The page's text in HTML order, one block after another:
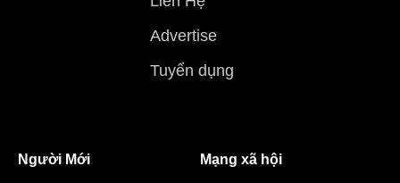
Advertise
Tuyển dụng
Người Mới Mạng xã hội